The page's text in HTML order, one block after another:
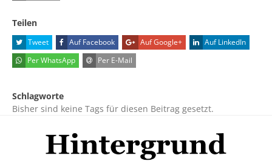
Teilen
Tweet Auf Facebook Auf Google+
Auf LinkedIn
Per WhatsApp
Per E-Mail
Schlagworte
Bisher sind keine Tags für diesen Beitrag gesetzt.